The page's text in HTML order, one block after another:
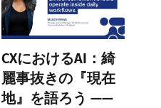
CXにおけるAI：綺
麗事抜きの『現在
地』を語ろう ——